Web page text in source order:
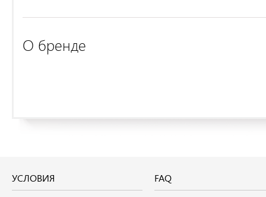
О бренде
УСЛОВИЯ FAQ